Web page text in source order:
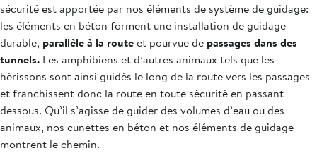
sécurité est apportée par nos éléments de système de guidage:
les éléments en béton forment une installation de guidage
durable, parallèle à la routeet pourvue de passages dans des
tunnels. Les amphibiens et d’autres animaux tels que les
hérissons sont ainsi guidés le long de la route vers les passages
et franchissent donc la route en toute sécurité en passant
dessous. Qu’il s’agisse de guider des volumes d’eau ou des
animaux, nos cunettes en béton et nos éléments de guidage
montrent le chemin.